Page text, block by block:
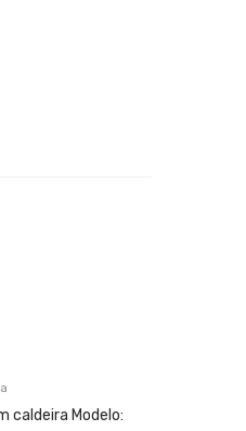
caldeira Modelo: